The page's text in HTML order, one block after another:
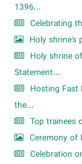
1396...
Celebrating
Holy shrine's
Holy shrine
Statement...
Hosting Fast
the...
Top trainees
Ceremony of
Celebration